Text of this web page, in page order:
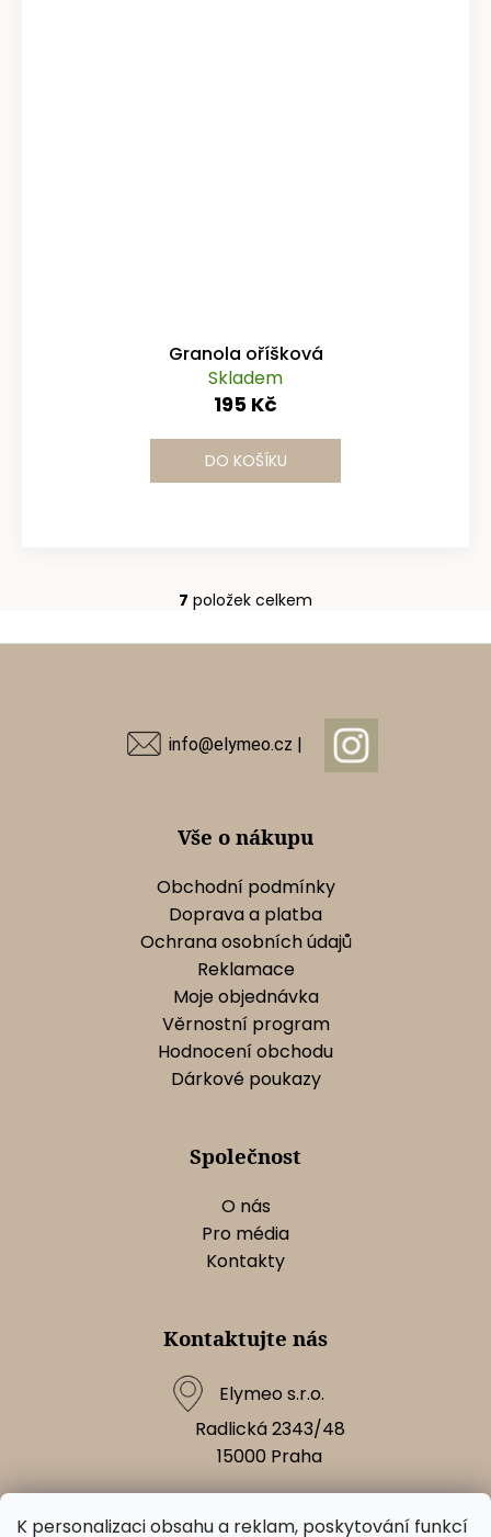
K personalizaci obsahu a reklam, poskytování funkcí
Granola oříšková
Skladem
195 Kč
DO KOŠÍKU
O
c
r
v
k
y
v
ý
p
i
s
u
7 položek celkem
info@elymeo.cz |
Vše o nákupu
Obchodní podmínky
Doprava a platba
Ochrana osobních údajů
Reklamace
Moje objednávka
Věrnostní program
Hodnocení obchodu
Dárkové poukazy
Společnost
O nás
Pro média
Kontakty
Kontaktujte nás
Elymeo s.r.o.
Radlická 2343/48
15000 Praha
Napište nám!